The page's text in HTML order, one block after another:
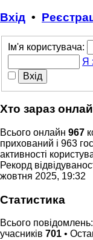
Вхід •
Ім'я користувача:
Я
Хто зараз
Всього онлайн 967
прихований і 963
активності
Рекорд
жовтня 2025, 19:32
Статистика
Всього повідомлень:
учасників 701 •